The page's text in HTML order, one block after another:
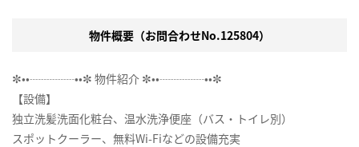
物件概要（お問合わせNo.125804）
✼••┈┈┈┈••✼ 物件紹介 ✼••┈┈┈┈••✼
【設備】
独立洗髪洗面化粧台、温水洗浄便座（バス・トイレ別）
スポットクーラー、無料Wi-Fiなどの設備充実